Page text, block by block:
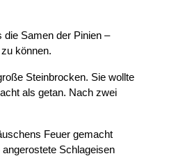
die Samen der Pinien –
können.
Steinbrocken. Sie wollte
als getan. Nach zwei
Feuer gemacht
Schlageisen